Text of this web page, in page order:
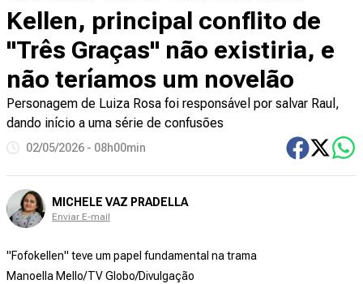
Kellen, principal conflito de
"Três Graças" não existiria, e
não teríamos um novelão
Personagem de Luiza Rosa foi responsável por salvar Raul,
dando início a uma série de confusões
02/05/2026 - 08h00min
MICHELE VAZ PRADELLA
Enviar E-mail
"Fofokellen" teve um papel fundamental na trama
Manoella Mello/TV Globo/Divulgação